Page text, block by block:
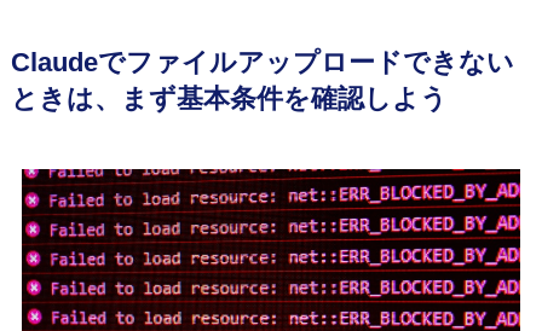
Claudeでファイルアップロードできない
ときは、まず基本条件を確認しよう